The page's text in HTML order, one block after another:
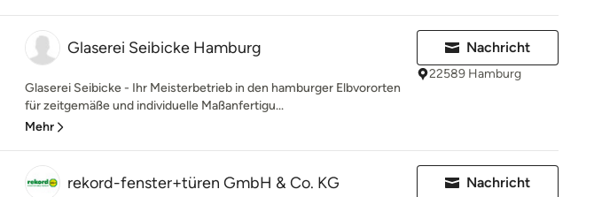
Glaserei Seibicke Hamburg
Glaserei Seibicke - Ihr Meisterbetrieb in den hamburger Elbvororten
für zeitgemäße und individuelle Maßanfertigu...
Mehr
Nachricht
22589 Hamburg
rekord-fenster+türen GmbH & Co. KG Nachricht